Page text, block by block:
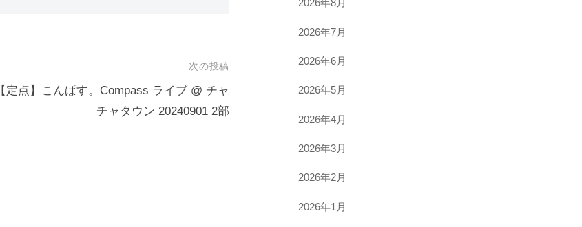
次の投稿
【定点】こんぱす。Compass ライブ @ チャ
チャタウン 20240901 2部
2026年8月
2026年7月
2026年6月
2026年5月
2026年4月
2026年3月
2026年2月
2026年1月